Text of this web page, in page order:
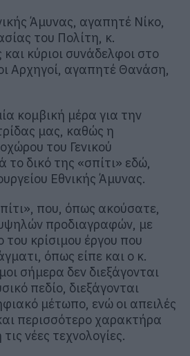
Άμυνας, αγαπητέ Νίκο,
του Πολίτη, κ.
κύριοι συνάδελφοι στο
Αρχηγοί, αγαπητέ Θανάση,
κομβική μέρα για την
μας, καθώς η
του Γενικού
το δικό της «σπίτι» εδώ,
Εθνικής Άμυνας.
που, όπως ακούσατε,
υψηλών προδιαγραφών, με
του κρίσιμου έργου που
όπως είπε και ο κ.
σήμερα δεν διεξάγονται
πεδίο, διεξάγονται
μέτωπο, ενώ οι απειλές
περισσότερο χαρακτήρα
νέες τεχνολογίες.